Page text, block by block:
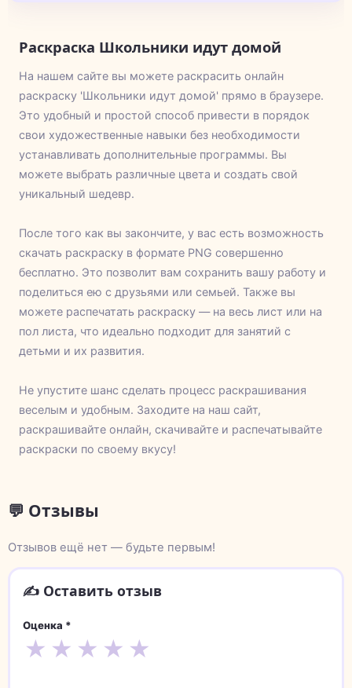
Раскраска Школьники идут домой
На нашем сайте вы можете раскрасить онлайн
раскраску 'Школьники идут домой' прямо в браузере.
Это удобный и простой способ привести в порядок
свои художественные навыки без необходимости
устанавливать дополнительные программы. Вы
можете выбрать различные цвета и создать свой
уникальный шедевр.
После того как вы закончите, у вас есть возможность
скачать раскраску в формате PNG совершенно
бесплатно. Это позволит вам сохранить вашу работу и
поделиться ею с друзьями или семьей. Также вы
можете распечатать раскраску — на весь лист или на
пол листа, что идеально подходит для занятий с
детьми и их развития.
Не упустите шанс сделать процесс раскрашивания
веселым и удобным. Заходите на наш сайт,
раскрашивайте онлайн, скачивайте и распечатывайте
раскраски по своему вкусу!
💬 Отзывы
Отзывов ещё нет — будьте первым!
✍️ Оставить отзыв
Оценка *
★ ★ ★ ★ ★